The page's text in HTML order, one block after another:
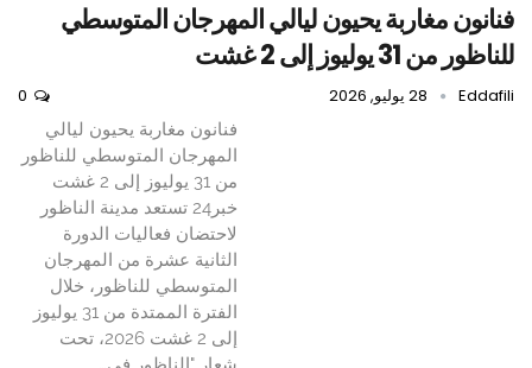
فنانون مغاربة يحيون ليالي المهرجان المتوسطي
للناظور من 31 يوليوز إلى 2 غشت
Eddafili 28 يوليو, 2026
فنانون مغاربة يحيون ليالي
المهرجان المتوسطي للناظور
من 31 يوليوز إلى 2 غشت
خبر24 تستعد مدينة الناظور
لاحتضان فعاليات الدورة
الثانية عشرة من المهرجان
المتوسطي للناظور، خلال
الفترة الممتدة من 31 يوليوز
إلى 2 غشت 2026، تحت